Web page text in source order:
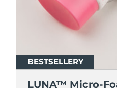
BESTSELLERY
LUNA™ Micro-
BESTSELLERY
LUNA™ Micro-